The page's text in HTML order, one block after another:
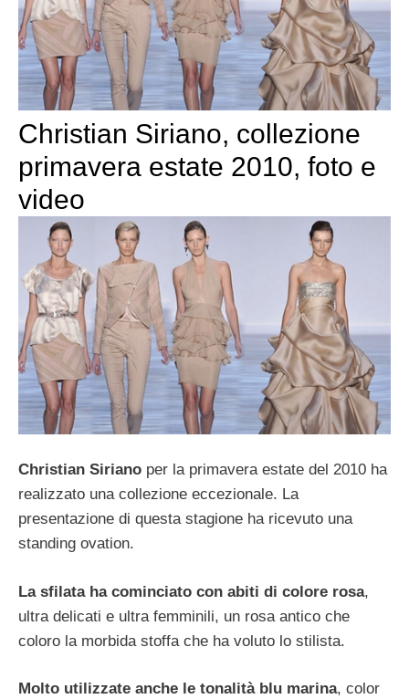
Christian Siriano, collezione
primavera estate 2010, foto e
video
Christian Siriano per la primavera estate del 2010 ha
realizzato una collezione eccezionale. La
presentazione di questa stagione ha ricevuto una
standing ovation.
La sfilata ha cominciato con abiti di colore rosa,
ultra delicati e ultra femminili, un rosa antico che
coloro la morbida stoffa che ha voluto lo stilista.
Molto utilizzate anche le tonalità blu marina, color